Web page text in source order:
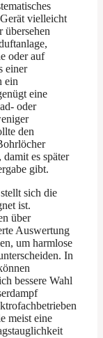
vielleicht
übersehen
oder auf
einer
ein
eine
oder
den
es später
gibt.
sich die
ist.
über
Auswertung
um harmlose
In
bessere Wahl
meist eine